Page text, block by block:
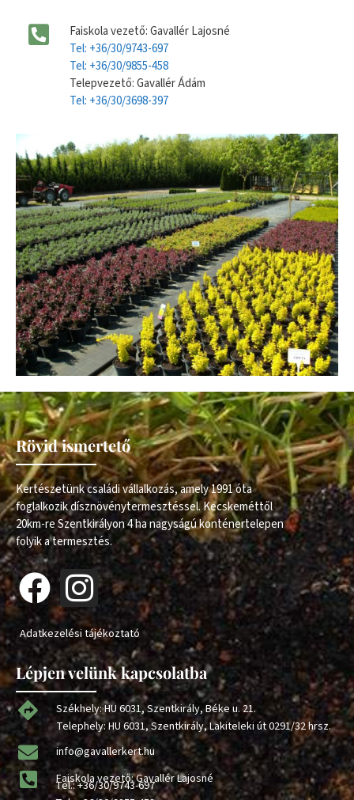
Faiskola vezető: Gavallér Lajosné
Tel: +36/30/9743-697
Tel: +36/30/9855-458
Telepvezető: Gavallér Ádám
Tel: +36/30/3698-397
Rövid ismertető
Kertészetünk családi vállalkozás, amely 1991 óta
foglalkozik dísznövénytermesztéssel. Kecskeméttől
20km-re Szentkirályon 4 ha nagyságú konténertelepen
folyik a termesztés.
Adatkezelési tájékoztató
Lépjen velünk kapcsolatba
Székhely: HU 6031, Szentkirály, Béke u. 21.
Telephely: HU 6031, Szentkirály, Lakiteleki út 0291/32 hrsz.
info@gavallerkert.hu
Faiskola vezető: Gavallér Lajosné
Tel.:+36/30/9743-697